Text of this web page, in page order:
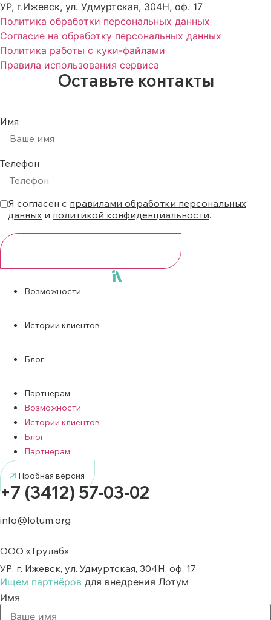
УР, г.Ижевск, ул. Удмуртская, 304Н, оф. 17
Политика обработки персональных данных
Согласие на обработку персональных данных
Политика работы с куки-файлами
Правила использования сервиса
Оставьте контакты
Имя
Телефон
Я согласен с правилами обработки персональных
данных и политикой конфиденциальности.
Возможности
Истории клиентов
Блог
Партнерам
Возможности
Истории клиентов
Блог
Партнерам
Пробная версия
+7 (3412) 57-03-02
info@lotum.org
ООО «Трулаб»
УР, г. Ижевск, ул. Удмуртская, 304Н, оф. 17
Ищем партнёров для внедрения Лотум
Имя